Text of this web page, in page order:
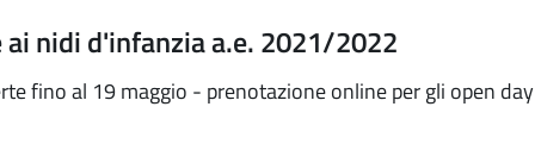
nidi d'infanzia a.e. 2021/2022
fino al 19 maggio - prenotazione online per gli open day